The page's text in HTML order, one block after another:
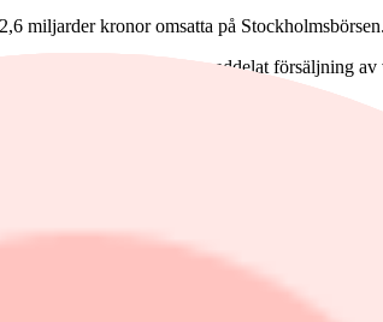
miljarder kronor omsatta på Stockholmsbörsen.
ha kommit med bokslut, meddelat försäljning
MOB-015 i Europa.
fordringar, sänker sitt avkastningsmål samt
Samtidigt försenas lanseringen i
att de totala rörelseintäkterna i fjärde
Byggbolaget Skanska steg 1,5
än Infront Datas estimatsammanställning.